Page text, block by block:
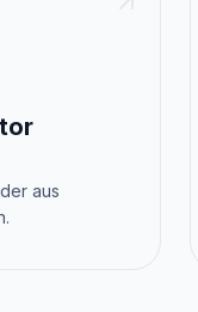
aus